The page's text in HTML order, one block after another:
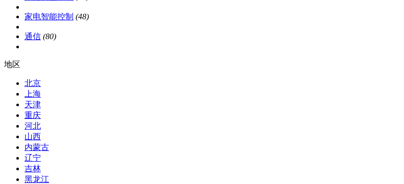
家电智能控制 (48)
通信 (80)
地区
北京
上海
天津
重庆
河北
山西
内蒙古
辽宁
吉林
黑龙江